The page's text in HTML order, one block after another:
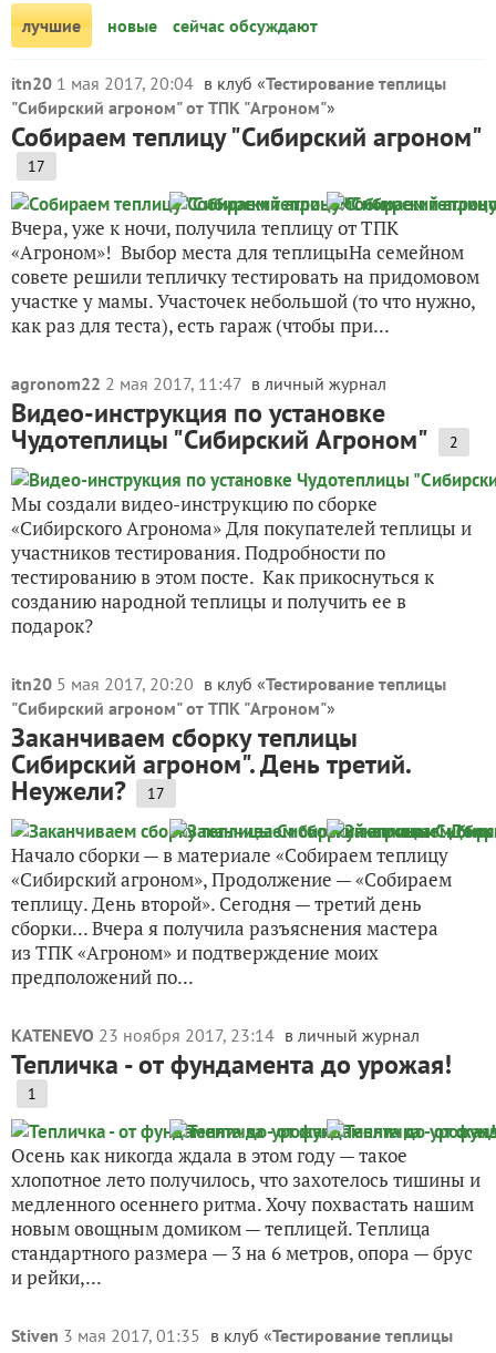
лучшие
новые сейчас обсуждают
itn20 1 мая 2017, 20:04 в клуб «Тестирование теплицы
"Сибирский агроном" от ТПК "Агроном"»
Собираем теплицу "Сибирский агроном"
17
Вчера, уже к ночи, получила теплицу от ТПК
«Агроном»! Выбор места для теплицыНа семейном
совете решили тепличку тестировать на придомовом
участке у мамы. Участочек небольшой (то что нужно,
как раз для теста), есть гараж (чтобы при...
agronom22 2 мая 2017, 11:47 в личный журнал
Видео-инструкция по установке
Чудотеплицы "Сибирский Агроном" 2
Мы создали видео-инструкцию по сборке
«Сибирского Агронома» Для покупателей теплицы и
участников тестирования. Подробности по
тестированию в этом посте. Как прикоснуться к
созданию народной теплицы и получить ее в
подарок?
itn20 5 мая 2017, 20:20 в клуб «Тестирование теплицы
"Сибирский агроном" от ТПК "Агроном"»
Заканчиваем сборку теплицы
Сибирский агроном". День третий.
Неужели? 17
Начало сборки — в материале «Собираем теплицу
«Сибирский агроном», Продолжение — «Собираем
теплицу. День второй». Сегодня — третий день
сборки... Вчера я получила разъяснения мастера
из ТПК «Агроном» и подтверждение моих
предположений по...
KATENEVO 23 ноября 2017, 23:14 в личный журнал
Тепличка - от фундамента до урожая!
1
Осень как никогда ждала в этом году — такое
хлопотное лето получилось, что захотелось тишины и
медленного осеннего ритма. Хочу похвастать нашим
новым овощным домиком — теплицей. Теплица
стандартного размера — 3 на 6 метров, опора — брус
и рейки,...
Stiven 3 мая 2017, 01:35 в клуб «Тестирование теплицы